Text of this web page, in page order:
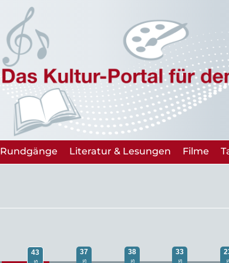
Rundgänge Literatur & Lesungen Filme
43 37 38 33